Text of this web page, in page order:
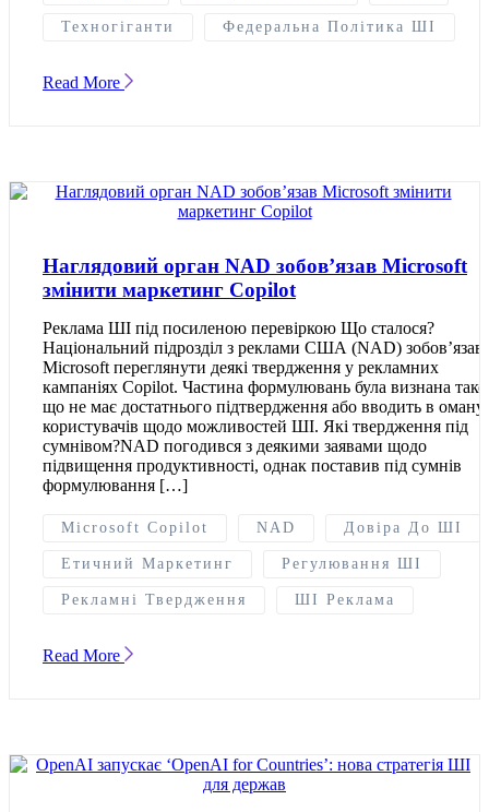
Техногіганти Федеральна Політика ШІ
Read More
Наглядовий орган NAD зобов’язав Microsoft
змінити маркетинг Copilot
Реклама ШІ під посиленою перевіркою Що сталося?
Національний підрозділ з реклами США (NAD) зобов’язав
Microsoft переглянути деякі твердження у рекламних
кампаніях Copilot. Частина формулювань була визнана
що не має достатнього підтвердження або вводить в оману
користувачів щодо можливостей ШІ. Які твердження під
сумнівом?NAD погодився з деякими заявами щодо
підвищення продуктивності, однак поставив під сумнів
формулювання […]
Microsoft Copilot NAD Довіра До ШІ
Етичний Маркетинг Регулювання ШІ
Рекламні Твердження ШІ Реклама
Read More